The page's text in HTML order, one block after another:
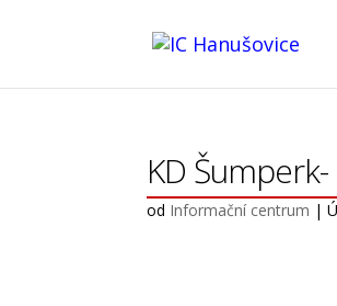
KD Šumperk-
od Informační centrum |